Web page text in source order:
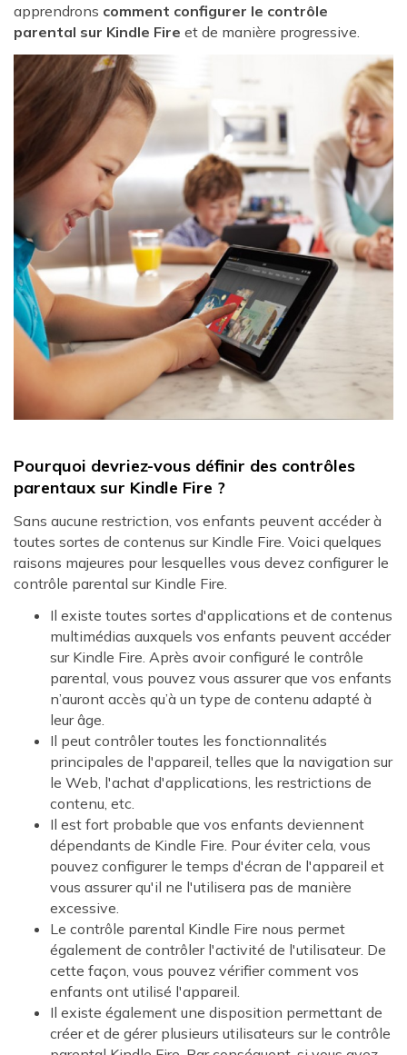
apprendrons comment configurer le contrôle
parental sur Kindle Fire et de manière progressive.
Pourquoi devriez-vous définir des contrôles
parentaux sur Kindle Fire ?
Sans aucune restriction, vos enfants peuvent accéder à
toutes sortes de contenus sur Kindle Fire. Voici quelques
raisons majeures pour lesquelles vous devez configurer le
contrôle parental sur Kindle Fire.
Il existe toutes sortes d'applications et de contenus
multimédias auxquels vos enfants peuvent accéder
sur Kindle Fire. Après avoir configuré le contrôle
parental, vous pouvez vous assurer que vos enfants
n’auront accès qu’à un type de contenu adapté à
leur âge.
Il peut contrôler toutes les fonctionnalités
principales de l'appareil, telles que la navigation sur
le Web, l'achat d'applications, les restrictions de
contenu, etc.
Il est fort probable que vos enfants deviennent
dépendants de Kindle Fire. Pour éviter cela, vous
pouvez configurer le temps d'écran de l'appareil et
vous assurer qu'il ne l'utilisera pas de manière
excessive.
Le contrôle parental Kindle Fire nous permet
également de contrôler l'activité de l'utilisateur. De
cette façon, vous pouvez vérifier comment vos
enfants ont utilisé l'appareil.
Il existe également une disposition permettant de
créer et de gérer plusieurs utilisateurs sur le contrôle